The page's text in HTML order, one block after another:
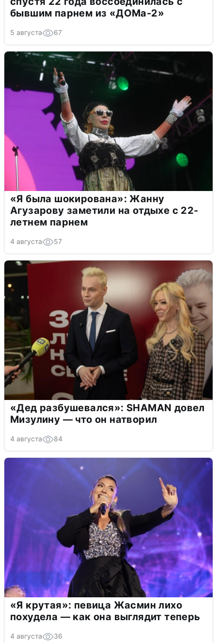
бывшим парнем из «ДОМа-2»
5 августа 67
«Я была шокирована»: Жанну
Агузарову заметили на отдыхе с 22-
летнем парнем
4 августа 57
«Дед разбушевался»: SHAMAN довел
Мизулину — что он натворил
4 августа 84
«Я крутая»: певица Жасмин лихо
похудела — как она выглядит теперь
4 августа 36